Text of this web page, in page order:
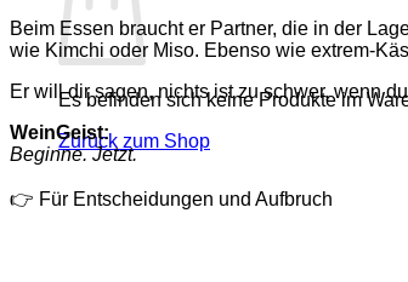
Es befinden sich keine Produkte im
Zurück zum Shop
Beim Essen braucht er Partner, die in der
wie Kimchi oder Miso. Ebenso wie extrem-
Er will dir sagen, nichts ist zu schwer, wenn
WeinGeist:
Beginne. Jetzt.
👉 Für Entscheidungen und Aufbruch